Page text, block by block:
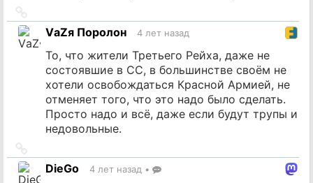
на
источник
VаZя Поролон 4 лет назад
То, что жители Третьего Рейха, даже не
состоявшие в СС, в большинстве своём не
хотели освобождаться Красной Армией, не
отменяет того, что это надо было сделать.
Просто надо и всё, даже если будут трупы и
недовольные.
на
источник
DieGo 4 лет назад •